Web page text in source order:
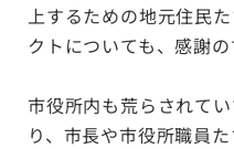
上するための地元住民
クトについても、感謝
市役所内も荒らされて
り、市長や市役所職員